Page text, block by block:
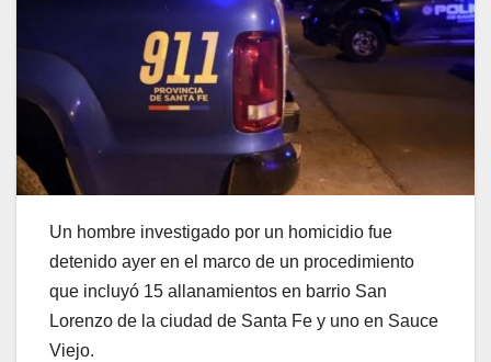
Un hombre investigado por un homicidio fue
detenido ayer en el marco de un procedimiento
que incluyó 15 allanamientos en barrio San
Lorenzo de la ciudad de Santa Fe y uno en Sauce
Viejo.